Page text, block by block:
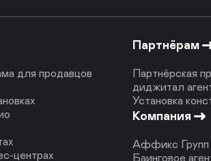
для продавцов
центрах
Партнёрам
Партнёрская
диджитал
Установка
Компания
Аффикс Групп
Баинговое